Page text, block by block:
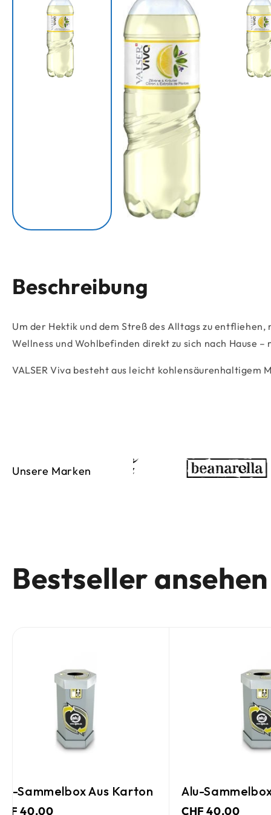
Beschreibung
Um der Hektik und dem Streß des Alltags zu
Wellness und Wohlbefinden direkt zu sich nach Hause
VALSER Viva besteht aus leicht
Unsere Marken
Bestseller ansehen
Aus Karton Alu-Sammelbox Aus Karton